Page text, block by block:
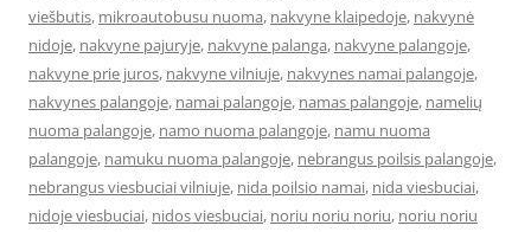
viešbutis, mikroautobusu nuoma, nakvyne klaipedoje, nakvynė
nidoje, nakvyne pajuryje, nakvyne palanga, nakvyne palangoje,
nakvyne prie juros, nakvyne vilniuje, nakvynes namai palangoje,
nakvynes palangoje, namai palangoje, namas palangoje, namelių
nuoma palangoje, namo nuoma palangoje, namu nuoma
palangoje, namuku nuoma palangoje, nebrangus poilsis palangoje,
nebrangus viesbuciai vilniuje, nida poilsio namai, nida viesbuciai,
nidoje viesbuciai, nidos viesbuciai, noriu noriu noriu, noriu noriu